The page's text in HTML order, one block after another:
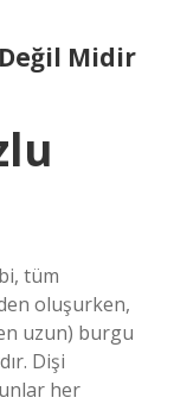
Midir
tüm
oluşurken,
uzun) burgu
Dişi
her